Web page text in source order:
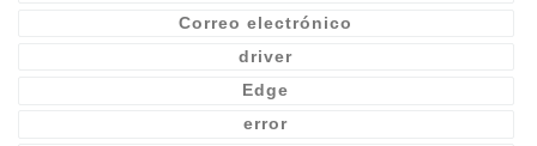
Correo electrónico
driver
Edge
error